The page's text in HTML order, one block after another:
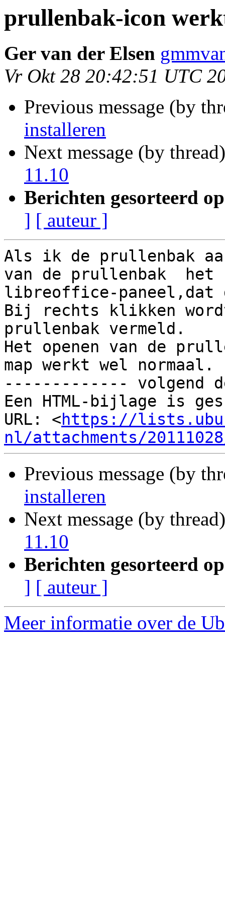
prullenbak-icon
Ger van der Elsen
Vr Okt 28 20:42:51 UTC
Previous message (by
installeren
Next message (by
11.10
Berichten gesorteerd
] [ auteur ]
Als ik de prullenbak
van de prullenbak  het
libreoffice-paneel,dat
Bij rechts klikken
prullenbak vermeld.
Het openen van de
map werkt wel normaal.
------------- volgend
Een HTML-bijlage is
URL: <https://
nl/attachments/
Previous message (by
installeren
Next message (by
11.10
Berichten gesorteerd
] [ auteur ]
Meer informatie over de